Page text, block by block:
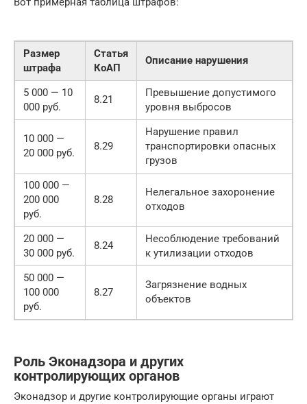
Размер
штрафа
Статья
КоАП
Описание нарушения
5 000 — 10
000 руб.
8.21
Превышение допустимого
уровня выбросов
10 000 —
20 000 руб.
8.29
Нарушение правил
транспортировки опасных
грузов
100 000 —
200 000
руб.
8.28
Нелегальное захоронение
отходов
20 000 —
30 000 руб.
8.24
Несоблюдение требований
к утилизации отходов
50 000 —
100 000
руб.
8.27
Загрязнение водных
объектов
Роль Эконадзора и других
контролирующих органов
Эконадзор и другие контролирующие органы играют